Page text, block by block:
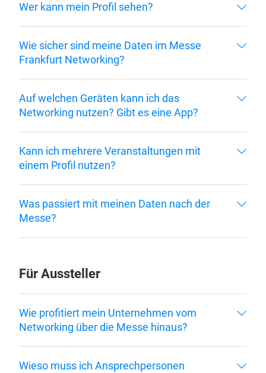
Wer kann mein Profil sehen?
Wie sicher sind meine Daten im Messe
Frankfurt Networking?
Auf welchen Geräten kann ich das
Networking nutzen? Gibt es eine App?
Kann ich mehrere Veranstaltungen mit
einem Profil nutzen?
Was passiert mit meinen Daten nach der
Messe?
Für Aussteller
Wie profitiert mein Unternehmen vom
Networking über die Messe hinaus?
Wieso muss ich Ansprechpersonen